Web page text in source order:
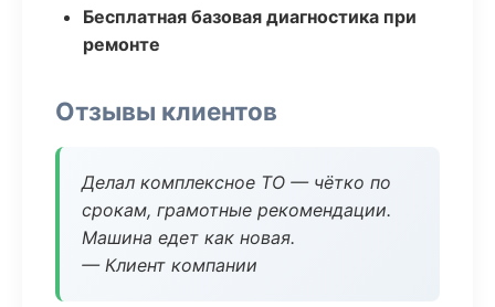
Бесплатная базовая диагностика при
ремонте
Отзывы клиентов
Делал комплексное ТО — чётко по
срокам, грамотные рекомендации.
Машина едет как новая.
— Клиент компании